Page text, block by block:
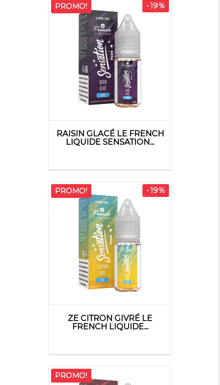
PROMO! -19%
RAISIN GLACÉ LE FRENCH
LIQUIDE SENSATION...
PROMO! -19%
ZE CITRON GIVRÉ LE
FRENCH LIQUIDE...
PROMO!